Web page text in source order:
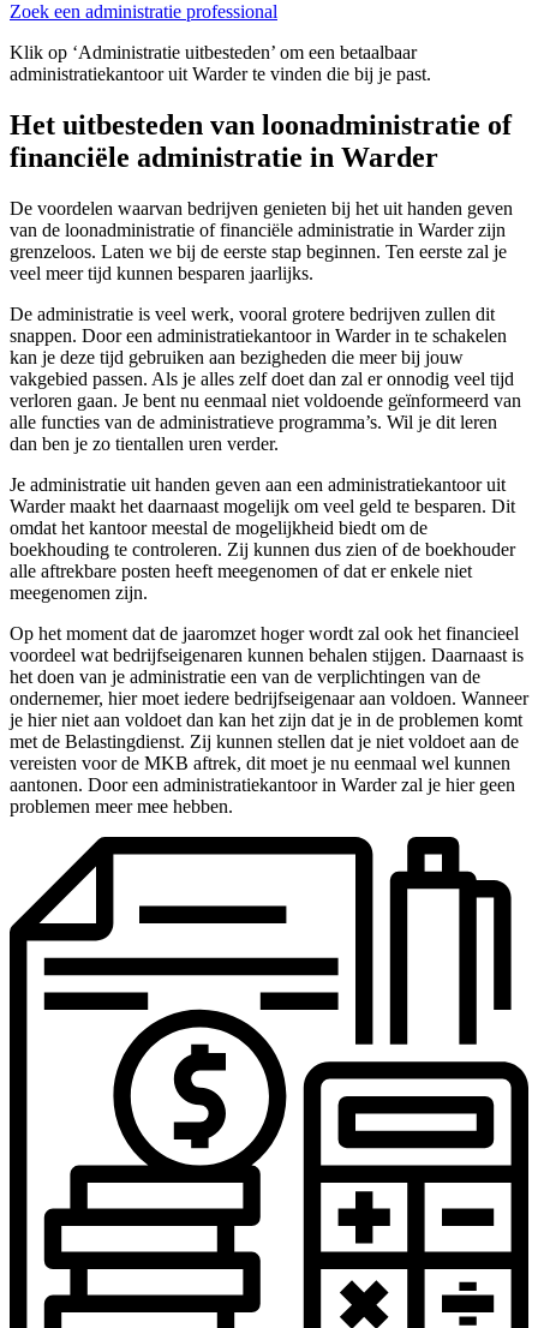
Zoek een administratie professional
Klik op ‘Administratie uitbesteden’ om een betaalbaar
administratiekantoor uit Warder te vinden die bij je past.
Het uitbesteden van loonadministratie of
financiële administratie in Warder
De voordelen waarvan bedrijven genieten bij het uit handen geven
van de loonadministratie of financiële administratie in Warder zijn
grenzeloos. Laten we bij de eerste stap beginnen. Ten eerste zal je
veel meer tijd kunnen besparen jaarlijks.
De administratie is veel werk, vooral grotere bedrijven zullen dit
snappen. Door een administratiekantoor in Warder in te schakelen
kan je deze tijd gebruiken aan bezigheden die meer bij jouw
vakgebied passen. Als je alles zelf doet dan zal er onnodig veel tijd
verloren gaan. Je bent nu eenmaal niet voldoende geïnformeerd van
alle functies van de administratieve programma’s. Wil je dit leren
dan ben je zo tientallen uren verder.
Je administratie uit handen geven aan een administratiekantoor uit
Warder maakt het daarnaast mogelijk om veel geld te besparen. Dit
omdat het kantoor meestal de mogelijkheid biedt om de
boekhouding te controleren. Zij kunnen dus zien of de boekhouder
alle aftrekbare posten heeft meegenomen of dat er enkele niet
meegenomen zijn.
Op het moment dat de jaaromzet hoger wordt zal ook het financieel
voordeel wat bedrijfseigenaren kunnen behalen stijgen. Daarnaast is
het doen van je administratie een van de verplichtingen van de
ondernemer, hier moet iedere bedrijfseigenaar aan voldoen. Wanneer
je hier niet aan voldoet dan kan het zijn dat je in de problemen komt
met de Belastingdienst. Zij kunnen stellen dat je niet voldoet aan de
vereisten voor de MKB aftrek, dit moet je nu eenmaal wel kunnen
aantonen. Door een administratiekantoor in Warder zal je hier geen
problemen meer mee hebben.